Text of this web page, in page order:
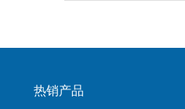
热销产品